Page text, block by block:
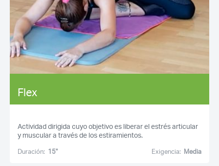
Flex
Actividad dirigida cuyo objetivo es liberar el estrés articular
y muscular a través de los estiramientos.
Duración: 15'' Exigencia: Media